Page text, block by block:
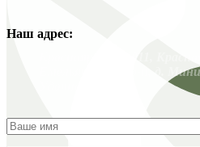
Наш адрес:
Емельяновский р-н, д.